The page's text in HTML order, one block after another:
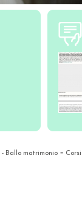
- Ballo matrimonio -